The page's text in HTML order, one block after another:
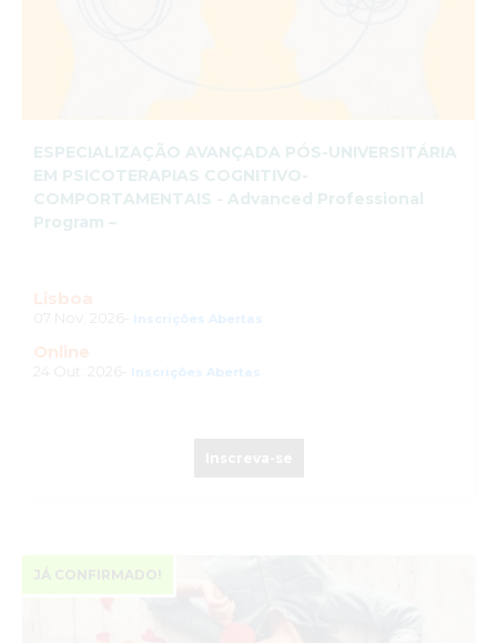
ESPECIALIZAÇÃO AVANÇADA PÓS-UNIVERSITÁRIA
EM PSICOTERAPIAS COGNITIVO-
COMPORTAMENTAIS - Advanced Professional
Program –
Lisboa
Inscrições Abertas
Online
Inscrições Abertas
JÁ CONFIRMADO!